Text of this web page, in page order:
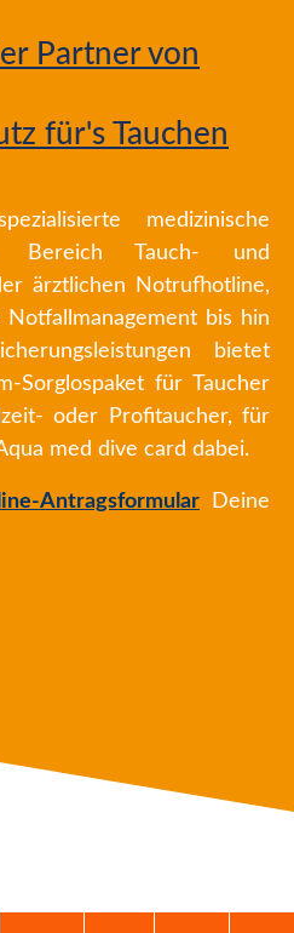
Partner von
für's Tauchen
medizinische
Bereich Tauch- und
ärztlichen Notrufhotline,
bis hin
bietet
Sorglospaket für Taucher
oder Profitaucher, für
med dive card dabei.
Antragsformular Deine